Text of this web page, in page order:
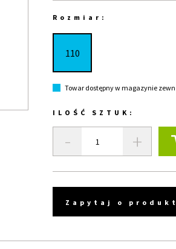
Rozmiar:
110
Towar dostępny w magazynie
ILOŚĆ SZTUK:
- +
Zapytaj o